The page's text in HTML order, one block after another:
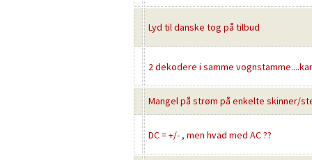
Lyd til danske tog på tilbud
2 dekodere i samme
Mangel på strøm på enkelte skinner/
DC = +/- , men hvad med AC ??